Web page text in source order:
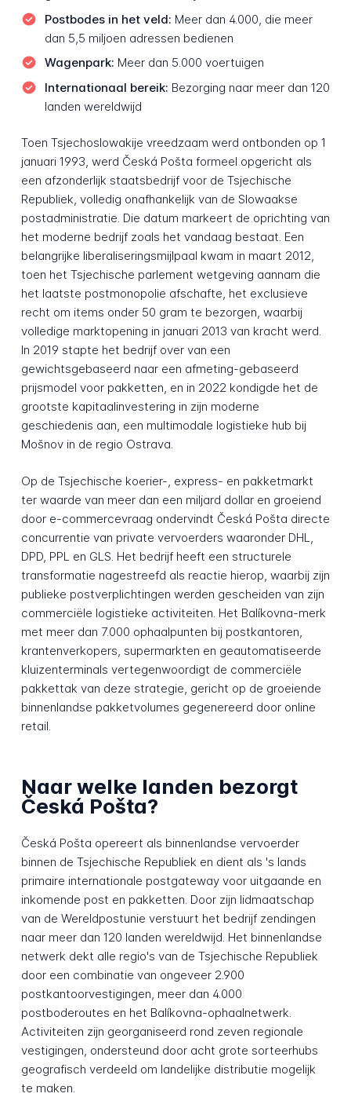
Postbodes in het veld: Meer dan 4.000, die meer
dan 5,5 miljoen adressen bedienen
Wagenpark: Meer dan 5.000 voertuigen
Internationaal bereik: Bezorging naar meer dan 120
landen wereldwijd
Toen Tsjechoslowakije vreedzaam werd ontbonden op 1
januari 1993, werd Česká Pošta formeel opgericht als
een afzonderlijk staatsbedrijf voor de Tsjechische
Republiek, volledig onafhankelijk van de Slowaakse
postadministratie. Die datum markeert de oprichting van
het moderne bedrijf zoals het vandaag bestaat. Een
belangrijke liberaliseringsmijlpaal kwam in maart 2012,
toen het Tsjechische parlement wetgeving aannam die
het laatste postmonopolie afschafte, het exclusieve
recht om items onder 50 gram te bezorgen, waarbij
volledige marktopening in januari 2013 van kracht werd.
In 2019 stapte het bedrijf over van een
gewichtsgebaseerd naar een afmeting-gebaseerd
prijsmodel voor pakketten, en in 2022 kondigde het de
grootste kapitaalinvestering in zijn moderne
geschiedenis aan, een multimodale logistieke hub bij
Mošnov in de regio Ostrava.
Op de Tsjechische koerier-, express- en pakketmarkt
ter waarde van meer dan een miljard dollar en groeiend
door e-commercevraag ondervindt Česká Pošta directe
concurrentie van private vervoerders waaronder DHL,
DPD, PPL en GLS. Het bedrijf heeft een structurele
transformatie nagestreefd als reactie hierop, waarbij zijn
publieke postverplichtingen werden gescheiden van zijn
commerciële logistieke activiteiten. Het Balíkovna-merk
met meer dan 7.000 ophaalpunten bij postkantoren,
krantenverkopers, supermarkten en geautomatiseerde
kluizenterminals vertegenwoordigt de commerciële
pakkettak van deze strategie, gericht op de groeiende
binnenlandse pakketvolumes gegenereerd door online
retail.
Naar welke landen bezorgt
Česká Pošta?
Česká Pošta opereert als binnenlandse vervoerder
binnen de Tsjechische Republiek en dient als 's lands
primaire internationale postgateway voor uitgaande en
inkomende post en pakketten. Door zijn lidmaatschap
van de Wereldpostunie verstuurt het bedrijf zendingen
naar meer dan 120 landen wereldwijd. Het binnenlandse
netwerk dekt alle regio's van de Tsjechische Republiek
door een combinatie van ongeveer 2.900
postkantoorvestigingen, meer dan 4.000
postboderoutes en het Balíkovna-ophaalnetwerk.
Activiteiten zijn georganiseerd rond zeven regionale
vestigingen, ondersteund door acht grote sorteerhubs
geografisch verdeeld om landelijke distributie mogelijk
te maken.